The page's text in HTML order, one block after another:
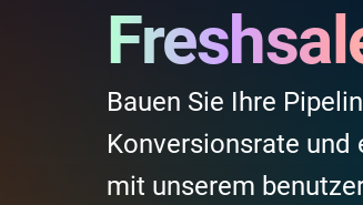
Bauen Sie Ihre
Konversionsrate
mit unserem